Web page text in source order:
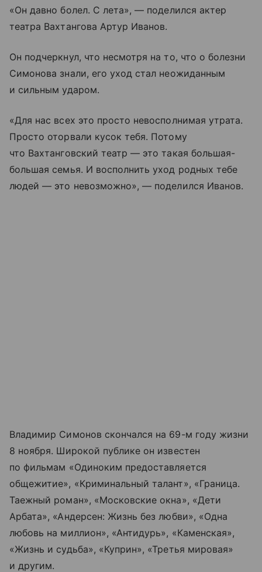
«Он давно болел. С лета», — поделился актер
театра Вахтангова Артур Иванов.
Он подчеркнул, что несмотря на то, что о болезни
Симонова знали, его уход стал неожиданным
и сильным ударом.
«Для нас всех это просто невосполнимая утрата.
Просто оторвали кусок тебя. Потому
что Вахтанговский театр — это такая большая-
большая семья. И восполнить уход родных тебе
людей — это невозможно», — поделился Иванов.
Владимир Симонов скончался на 69-м году жизни
8 ноября. Широкой публике он известен
по фильмам «Одиноким предоставляется
общежитие», «Криминальный талант», «Граница.
Таежный роман», «Московские окна», «Дети
Арбата», «Андерсен: Жизнь без любви», «Одна
любовь на миллион», «Антидурь», «Каменская»,
«Жизнь и судьба», «Куприн», «Третья мировая»
и другим.